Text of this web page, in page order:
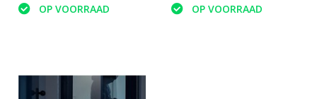
OP VOORRAAD OP VOORRAAD